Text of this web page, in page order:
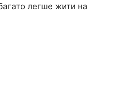
легше жити на